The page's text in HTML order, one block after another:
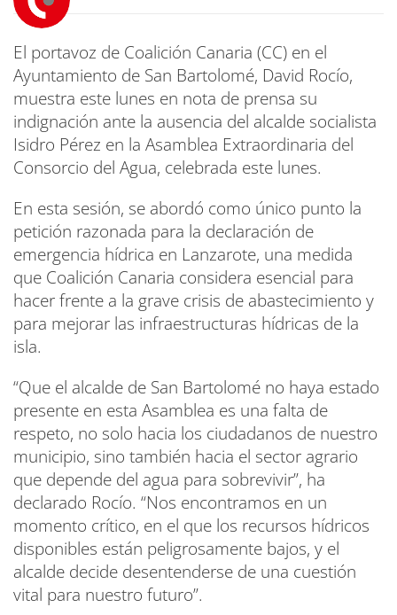
El portavoz de Coalición Canaria (CC) en el
Ayuntamiento de San Bartolomé, David Rocío,
muestra este lunes en nota de prensa su
indignación ante la ausencia del alcalde socialista
Isidro Pérez en la Asamblea Extraordinaria del
Consorcio del Agua, celebrada este lunes.
En esta sesión, se abordó como único punto la
petición razonada para la declaración de
emergencia hídrica en Lanzarote, una medida
que Coalición Canaria considera esencial para
hacer frente a la grave crisis de abastecimiento y
para mejorar las infraestructuras hídricas de la
isla.
“Que el alcalde de San Bartolomé no haya estado
presente en esta Asamblea es una falta de
respeto, no solo hacia los ciudadanos de nuestro
municipio, sino también hacia el sector agrario
que depende del agua para sobrevivir”, ha
declarado Rocío. “Nos encontramos en un
momento crítico, en el que los recursos hídricos
disponibles están peligrosamente bajos, y el
alcalde decide desentenderse de una cuestión
vital para nuestro futuro”.